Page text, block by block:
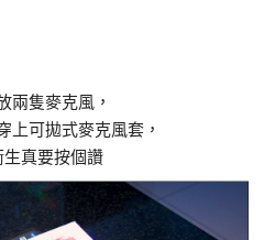
兩隻麥克風，
上可拋式麥克風套，
生真要按個讚